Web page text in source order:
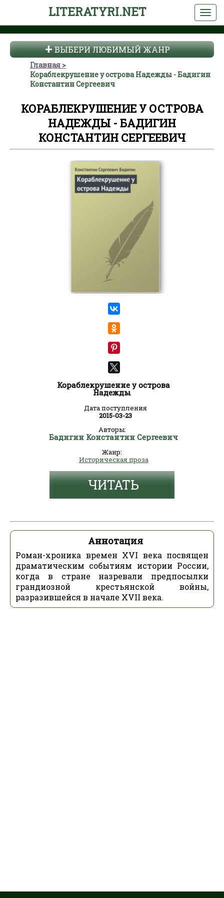
LITERATYRI.NET
ВЫБЕРИ ЛЮБИМЫЙ ЖАНР
Главная
Кораблекрушение у острова Надежды - Бадигин
Константин Сергеевич
КОРАБЛЕКРУШЕНИЕ У ОСТРОВА
НАДЕЖДЫ - БАДИГИН
КОНСТАНТИН СЕРГЕЕВИЧ
Кораблекрушение у острова
Надежды
Дата поступления
2015-03-23
Авторы:
Бадигин Константин Сергеевич
Жанр:
Историческая проза
ЧИТАТЬ
Аннотация
Роман-хроника времен XVI века посвящен
драматическим событиям истории России,
когда в стране назревали предпосылки
грандиозной крестьянской войны,
разразившейся в начале XVII века.